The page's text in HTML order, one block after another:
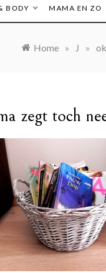
BODY MAMA EN ZO
Home » J »
zegt toch